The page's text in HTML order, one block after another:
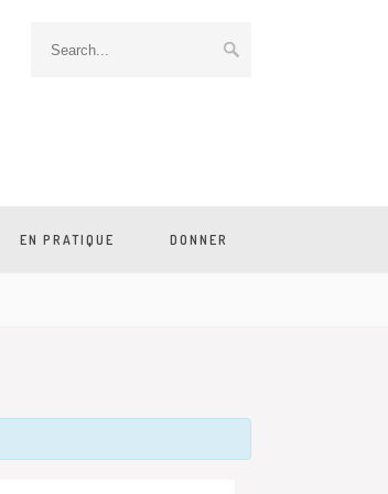
EN PRATIQUE DONNER